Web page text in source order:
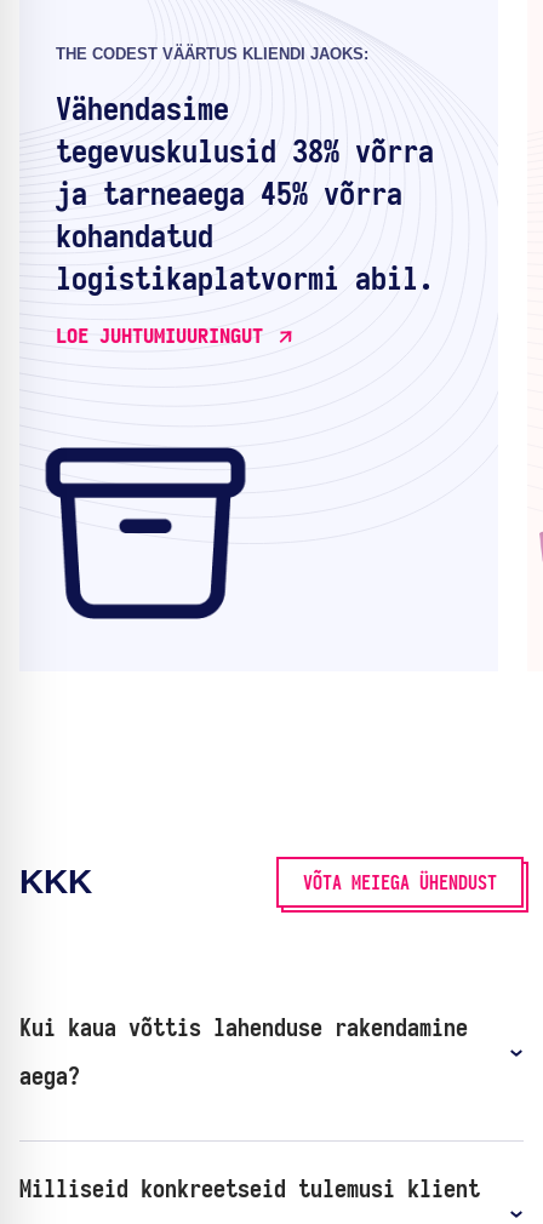
THE CODEST VÄÄRTUS KLIENDI JAOKS:
Vähendasime
tegevuskulusid 38% võrra
ja tarneaega 45% võrra
kohandatud
logistikaplatvormi abil.
LOE JUHTUMIUURINGUT
KKK VÕTA MEIEGA ÜHENDUST
Kui kaua võttis lahenduse rakendamine
aega?
Milliseid konkreetseid tulemusi klient